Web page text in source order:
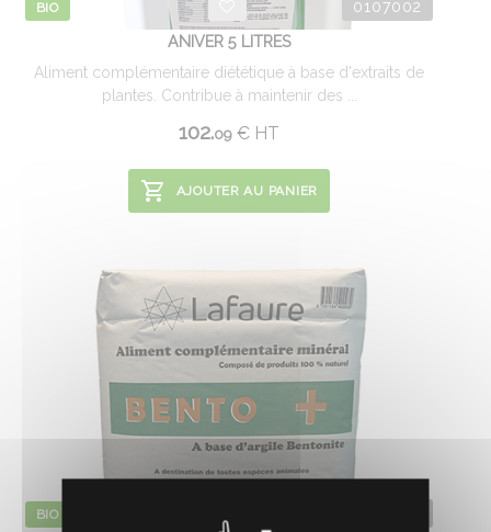
BIO 0107002
ANIVER 5 LITRES
Aliment complémentaire diététique à base d'extraits de
plantes. Contribue à maintenir des ...
102.09 € HT
AJOUTER AU PANIER
BIO